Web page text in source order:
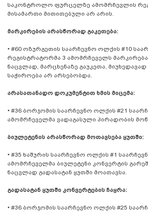
საკონტროლო ფურცელზე ამომრჩევლის
მისამართი მითითებული არ არის.
მარკირების არასწორად გაკეთება:
• #60 ოზურგეთის საარჩევნო ოლქის #10
რეგისტრატორმა 3 ამომრჩეველს მარკირება
ნაცვლად, მარცხენაზე გაუკეთა, მიუხედავად
საჭიროება არ არსებობდა.
არასათანადო დოკუმენტით ხმის მიცემა:
• #36 ბორჯომის საარჩევნო ოლქის #21
ამომრჩეველმა ვადაგასული პირადობის
ბიულეტენის არასწორად მოთავსება ყუთში:
• #35 ხაშურის საარჩევნო ოლქის #1
ამომრჩეველმა ბიულეტენი კონვერტის
ნაცვლად გადასატან ყუთში მოათავსა.
გადასატან ყუთში კონვერტების ჩაყრა:
• #36 ბორჯომის საარჩევნო ოლქის #25